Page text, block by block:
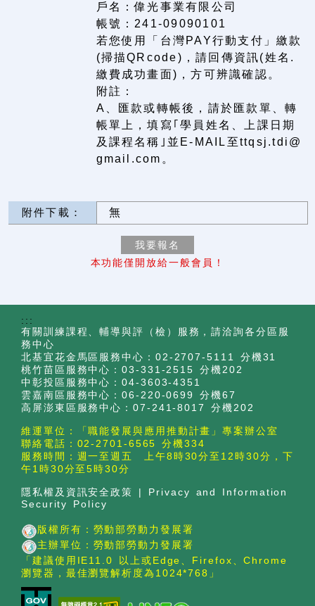
戶名：偉光事業有限公司
帳號：241-09090101
若您使用「台灣PAY行動支付」繳款
(掃描QRcode)，請回傳資訊(姓名.
繳費成功畫面)，方可辨識確認。
附註：
A、匯款或轉帳後，請於匯款單、轉
帳單上，填寫｢學員姓名、上課日期
及課程名稱｣並E-MAIL至ttqsj.tdi@
gmail.com。
附件下載： 無
本功能僅開放給一般會員！
:::
有關訓練課程、輔導與評（檢）服務，請洽詢各分區服
務中心
北基宜花金馬區服務中心：02-2707-5111 分機31
桃竹苗區服務中心：03-331-2515 分機202
中彰投區服務中心：04-3603-4351
雲嘉南區服務中心：06-220-0699 分機67
高屏澎東區服務中心：07-241-8017 分機202
維運單位：「職能發展與應用推動計畫」專案辦公室
聯絡電話：02-2701-6565 分機334
服務時間：週一至週五 上午8時30分至12時30分，下
午1時30分至5時30分
隱私權及資訊安全政策
Privacy and Information
Security Policy
版權所有：勞動部勞動力發展署
主辦單位：勞動部勞動力發展署
「建議使用IE11.0 以上或Edge、Firefox、Chrome
瀏覽器，最佳瀏覽解析度為1024*768」